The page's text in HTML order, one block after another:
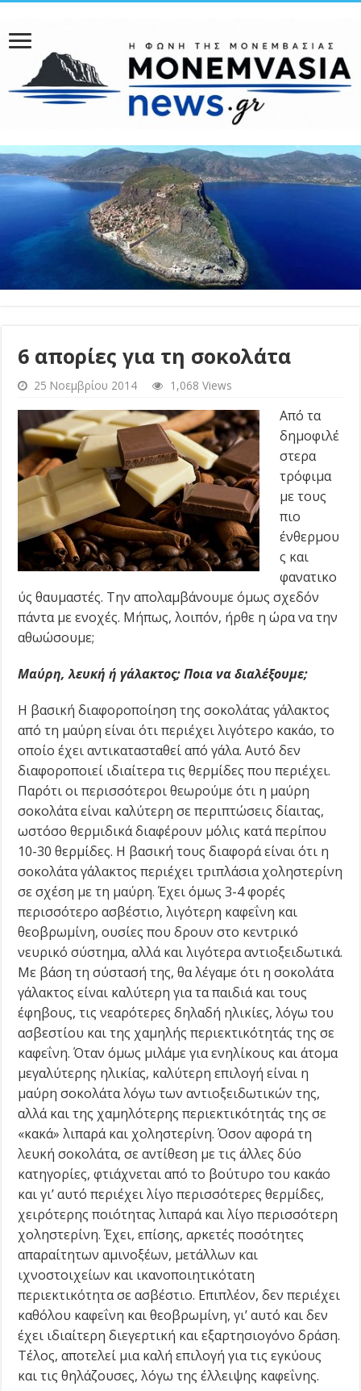
6 απορίες για τη σοκολάτα
25 Νοεμβρίου 2014 1,068 Views
Από τα
δημοφιλέ
στερα
τρόφιμα
με τους
πιο
ένθερμου
ς και
φανατικο
ύς θαυμαστές. Την απολαμβάνουμε όμως σχεδόν
πάντα με ενοχές. Μήπως, λοιπόν, ήρθε η ώρα να την
αθωώσουμε;
Μαύρη, λευκή ή γάλακτος; Ποια να διαλέξουμε;
Η βασική διαφοροποίηση της σοκολάτας γάλακτος
από τη μαύρη είναι ότι περιέχει λιγότερο κακάο, το
οποίο έχει αντικατασταθεί από γάλα. Αυτό δεν
διαφοροποιεί ιδιαίτερα τις θερμίδες που περιέχει.
Παρότι οι περισσότεροι θεωρούμε ότι η μαύρη
σοκολάτα είναι καλύτερη σε περιπτώσεις δίαιτας,
ωστόσο θερμιδικά διαφέρουν μόλις κατά περίπου
10-30 θερμίδες. Η βασική τους διαφορά είναι ότι η
σοκολάτα γάλακτος περιέχει τριπλάσια χοληστερίνη
σε σχέση με τη μαύρη. Έχει όμως 3-4 φορές
περισσότερο ασβέστιο, λιγότερη καφεΐνη και
θεοβρωμίνη, ουσίες που δρουν στο κεντρικό
νευρικό σύστημα, αλλά και λιγότερα αντιοξειδωτικά.
Με βάση τη σύστασή της, θα λέγαμε ότι η σοκολάτα
γάλακτος είναι καλύτερη για τα παιδιά και τους
έφηβους, τις νεαρότερες δηλαδή ηλικίες, λόγω του
ασβεστίου και της χαμηλής περιεκτικότητάς της σε
καφεΐνη. Όταν όμως μιλάμε για ενηλίκους και άτομα
μεγαλύτερης ηλικίας, καλύτερη επιλογή είναι η
μαύρη σοκολάτα λόγω των αντιοξειδωτικών της,
αλλά και της χαμηλότερης περιεκτικότητάς της σε
«κακά» λιπαρά και χοληστερίνη. Όσον αφορά τη
λευκή σοκολάτα, σε αντίθεση με τις άλλες δύο
κατηγορίες, φτιάχνεται από το βούτυρο του κακάο
και γι’ αυτό περιέχει λίγο περισσότερες θερμίδες,
χειρότερης ποιότητας λιπαρά και λίγο περισσότερη
χοληστερίνη. Έχει, επίσης, αρκετές ποσότητες
απαραίτητων αμινοξέων, μετάλλων και
ιχνοστοιχείων και ικανοποιητικότατη
περιεκτικότητα σε ασβέστιο. Επιπλέον, δεν περιέχει
καθόλου καφεΐνη και θεοβρωμίνη, γι’ αυτό και δεν
έχει ιδιαίτερη διεγερτική και εξαρτησιογόνο δράση.
Τέλος, αποτελεί μια καλή επιλογή για τις εγκύους
και τις θηλάζουσες, λόγω της έλλειψης καφεΐνης.